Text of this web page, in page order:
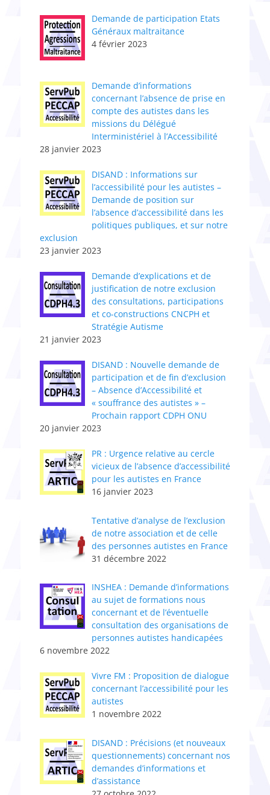
Demande de participation Etats
Généraux maltraitance
4 février 2023
​Demande d’informations
concernant l’absence de prise en
compte des autistes dans les
missions du Délégué
Interministériel à l’Accessibilité
28 janvier 2023
DISAND : Informations sur
l’accessibilité pour les autistes –
Demande de position sur
l’absence d’accessibilité dans les
politiques publiques, et sur notre
exclusion
23 janvier 2023
Demande d’explications et de
justification de notre exclusion
des consultations, participations
et co-constructions CNCPH et
Stratégie Autisme
21 janvier 2023
DISAND : Nouvelle demande de
participation et de fin d’exclusion
– Absence d’Accessibilité et
« souffrance des autistes » –
Prochain rapport CDPH ONU
20 janvier 2023
PR : Urgence relative au cercle
vicieux de l’absence d’accessibilité
pour les autistes en France
16 janvier 2023
Tentative d’analyse de l’exclusion
de notre association et de celle
des personnes autistes en France
31 décembre 2022
INSHEA : Demande d’informations
au sujet de formations nous
concernant et de l’éventuelle
consultation des organisations de
personnes autistes handicapées
6 novembre 2022
Vivre FM : Proposition de dialogue
concernant l’accessibilité pour les
autistes
1 novembre 2022
DISAND : Précisions (et nouveaux
questionnements) concernant nos
demandes d’informations et
d’assistance